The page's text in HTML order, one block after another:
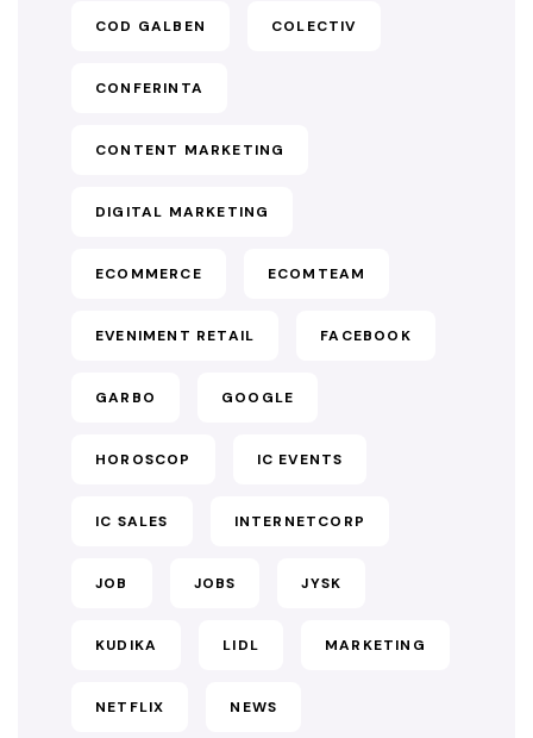
COD GALBEN COLECTIV
CONFERINTA
CONTENT MARKETING
DIGITAL MARKETING
ECOMMERCE ECOMTEAM
EVENIMENT RETAIL FACEBOOK
GARBO GOOGLE
HOROSCOP IC EVENTS
IC SALES INTERNETCORP
JOB JOBS JYSK
KUDIKA LIDL MARKETING
NETFLIX NEWS